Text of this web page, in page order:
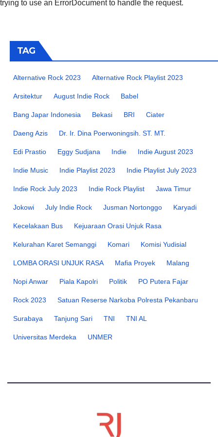
trying to use an ErrorDocument to handle the request.
TAG
Alternative Rock 2023 Alternative Rock Playlist 2023
Arsitektur August Indie Rock Babel
Bang Japar Indonesia Bekasi BRI Ciater
Daeng Azis Dr. Ir. Dina Poerwoningsih. ST. MT.
Edi Prastio Eggy Sudjana Indie Indie August 2023
Indie Music Indie Playlist 2023 Indie Playlist July 2023
Indie Rock July 2023 Indie Rock Playlist Jawa Timur
Jokowi July Indie Rock Jusman Nortonggo Karyadi
Kecelakaan Bus Kejuaraan Orasi Unjuk Rasa
Kelurahan Karet Semanggi Komari Komisi Yudisial
LOMBA ORASI UNJUK RASA Mafia Proyek Malang
Nopi Anwar Piala Kapolri Politik PO Putera Fajar
Rock 2023 Satuan Reserse Narkoba Polresta Pekanbaru
Surabaya Tanjung Sari TNI TNI AL
Universitas Merdeka UNMER